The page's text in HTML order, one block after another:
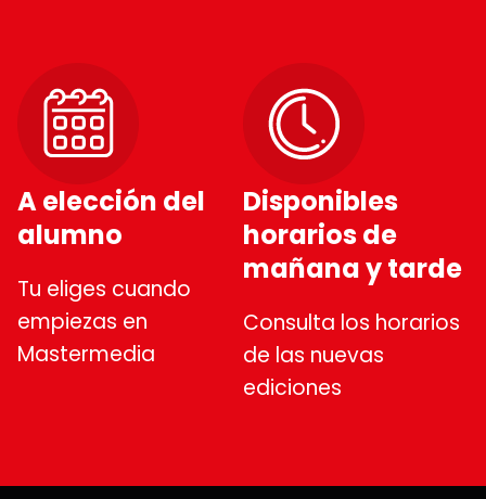
A elección del
alumno
Tu eliges cuando
empiezas en
Mastermedia
Disponibles
horarios de
mañana y tarde
Consulta los horarios
de las nuevas
ediciones